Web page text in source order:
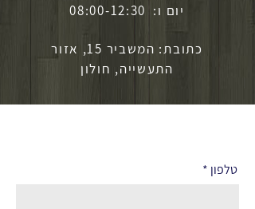
יום ו: 08:00-12:30
כתובת: המשביר 15, אזור
התעשייה, חולון
טלפון